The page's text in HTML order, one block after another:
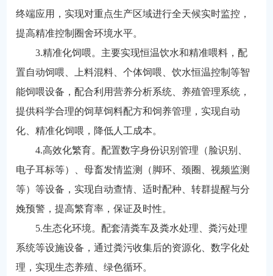
终端应用，实现对重点生产区域进行全天候实时监控，
提高精准控制圈舍环境水平。
3.精准化饲喂。主要实现恒温饮水和精准喂料，配
置自动饲喂、上料混料、个体饲喂、饮水恒温控制等智
能饲喂设备，配合利用营养分析系统、养殖管理系统，
提供科学合理的饲草饲料配方和饲养管理，实现自动
化、精准化饲喂，降低人工成本。
4.高效化繁育。配置数字身份识别管理（脸识别、
电子耳标等）、母畜发情监测（脚环、颈圈、视频监测
等）等设备，实现自动查情、适时配种、转群提醒与分
娩预警，提高繁育率，保证及时性。
5.生态化环境。配套清粪车及粪水处理、粪污处理
系统等设施设备，通过粪污收集后的资源化、数字化处
理，实现生态养殖、绿色循环。